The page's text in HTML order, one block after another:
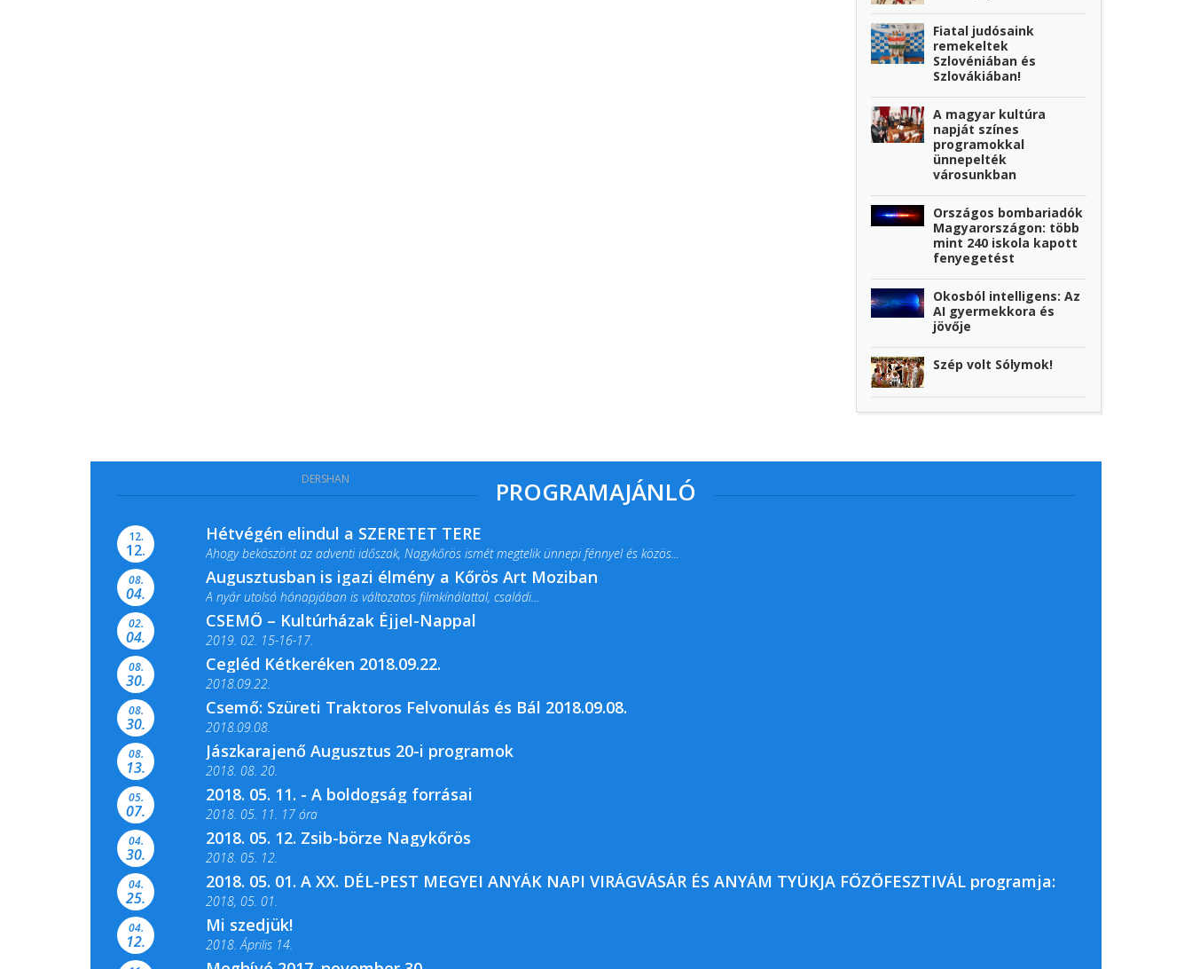
Fiatal judósaink
remekeltek
Szlovéniában és
Szlovákiában!
A magyar kultúra
napját színes
programokkal
ünnepelték
városunkban
Országos bombariadók
Magyarországon: több
mint 240 iskola kapott
fenyegetést
Okosból intelligens: Az
AI gyermekkora és
jövője
Szép volt Sólymok!
PROGRAMAJÁNLÓ
12.
12.
Hétvégén elindul a SZERETET TERE
Ahogy beköszönt az adventi időszak, Nagykőrös ismét megtelik ünnepi fénnyel és közös...
08.
04.
Augusztusban is igazi élmény a Kőrös Art Moziban
A nyár utolsó hónapjában is változatos filmkínálattal, családi...
02.
04.
CSEMŐ – Kultúrházak Éjjel-Nappal
2019. 02. 15-16-17.
Színes és tartalmas programokkal várja a Csemői Községi Könyvtár és...
08.
30.
Cegléd Kétkeréken 2018.09.22.
2018.09.22.
08.
30.
Csemő: Szüreti Traktoros Felvonulás és Bál 2018.09.08.
2018.09.08.
08.
13.
Jászkarajenő Augusztus 20-i programok
2018. 08. 20.
05.
07.
2018. 05. 11. - A boldogság forrásai
2018. 05. 11. 17 óra
2018. 05. 11. 19 óra
04.
30.
2018. 05. 12. Zsib-börze Nagykőrös
2018. 05. 12.
04.
25.
2018. 05. 01. A XX. DÉL-PEST MEGYEI ANYÁK NAPI VIRÁGVÁSÁR ÉS ANYÁM TYÚKJA FŐZŐFESZTIVÁL programja:
2018, 05. 01.
04.
12.
Mi szedjük!
2018. Április 14.
DERSHAN